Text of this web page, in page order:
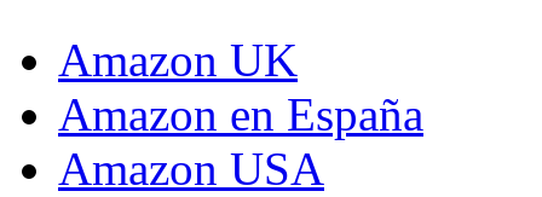
Amazon UK
Amazon en España
Amazon USA